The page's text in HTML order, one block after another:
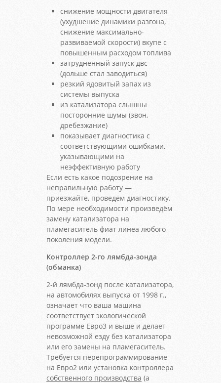
снижение мощности двигателя
(ухудшение динамики разгона,
снижение максимально-
развиваемой скорости) вкупе с
повышенным расходом топлива
затрудненный запуск двс
(дольше стал заводиться)
резкий ядовитый запах из
системы выпуска
из катализатора слышны
посторонние шумы (звон,
дребезжание)
показывает диагностика с
соответствующими ошибками,
указывающими на
неэффективную работу
Если есть какое подозрение на
неправильную работу —
приезжайте, проведём диагностику.
По мере необходимости произведём
замену катализатора на
пламегаситель фиат линеа любого
поколения модели.
Контроллер 2-го лямбда-зонда
(обманка)
2-й лямбда-зонд после катализатора,
на автомобилях выпуска от 1998 г.,
означает что ваша машина
соответствует экологической
программе Евро3 и выше и делает
невозможной езду без катализатора
или его замены на пламегаситель.
Требуется перепрограммирование
на Евро2 или установка контроллера
собственного производства (а